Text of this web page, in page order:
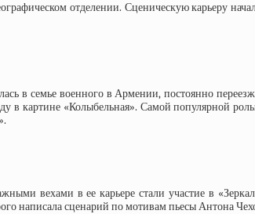
отделении. Сценическую карьеру
в семье военного в Армении, постоянно
в картине «Колыбельная». Самой популярной
вехами в ее карьере стали участие в
написала сценарий по мотивам пьесы Антона